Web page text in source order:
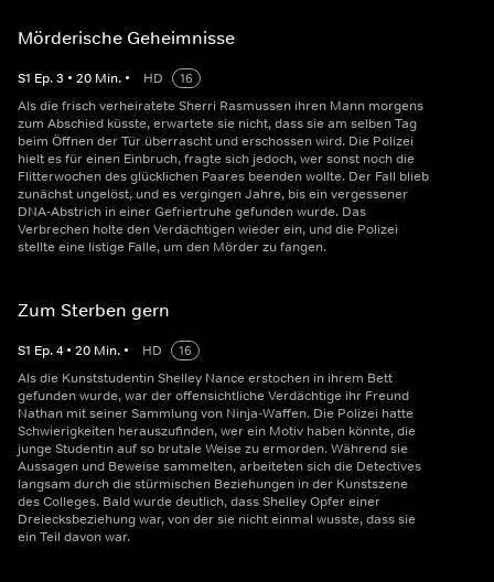
Mörderische Geheimnisse
S1 Ep.3 • 20 Min. • HD
16
Als die frisch verheiratete Sherri Rasmussen ihren Mann morgens
zum Abschied küsste, erwartete sie nicht, dass sie am selben Tag
beim Öffnen der Tür überrascht und erschossen wird. Die Polizei
hielt es für einen Einbruch, fragte sich jedoch, wer sonst noch die
Flitterwochen des glücklichen Paares beenden wollte. Der Fall blieb
zunächst ungelöst, und es vergingen Jahre, bis ein vergessener
DNA-Abstrich in einer Gefriertruhe gefunden wurde. Das
Verbrechen holte den Verdächtigen wieder ein, und die Polizei
stellte eine listige Falle, um den Mörder zu fangen.
Zum Sterben gern
S1 Ep.4 • 20 Min. • HD
16
Als die Kunststudentin Shelley Nance erstochen in ihrem Bett
gefunden wurde, war der offensichtliche Verdächtige ihr Freund
Nathan mit seiner Sammlung von Ninja-Waffen. Die Polizei hatte
Schwierigkeiten herauszufinden, wer ein Motiv haben könnte, die
junge Studentin auf so brutale Weise zu ermorden. Während sie
Aussagen und Beweise sammelten, arbeiteten sich die Detectives
langsam durch die stürmischen Beziehungen in der Kunstszene
des Colleges. Bald wurde deutlich, dass Shelley Opfer einer
Dreiecksbeziehung war, von der sie nicht einmal wusste, dass sie
ein Teil davon war.